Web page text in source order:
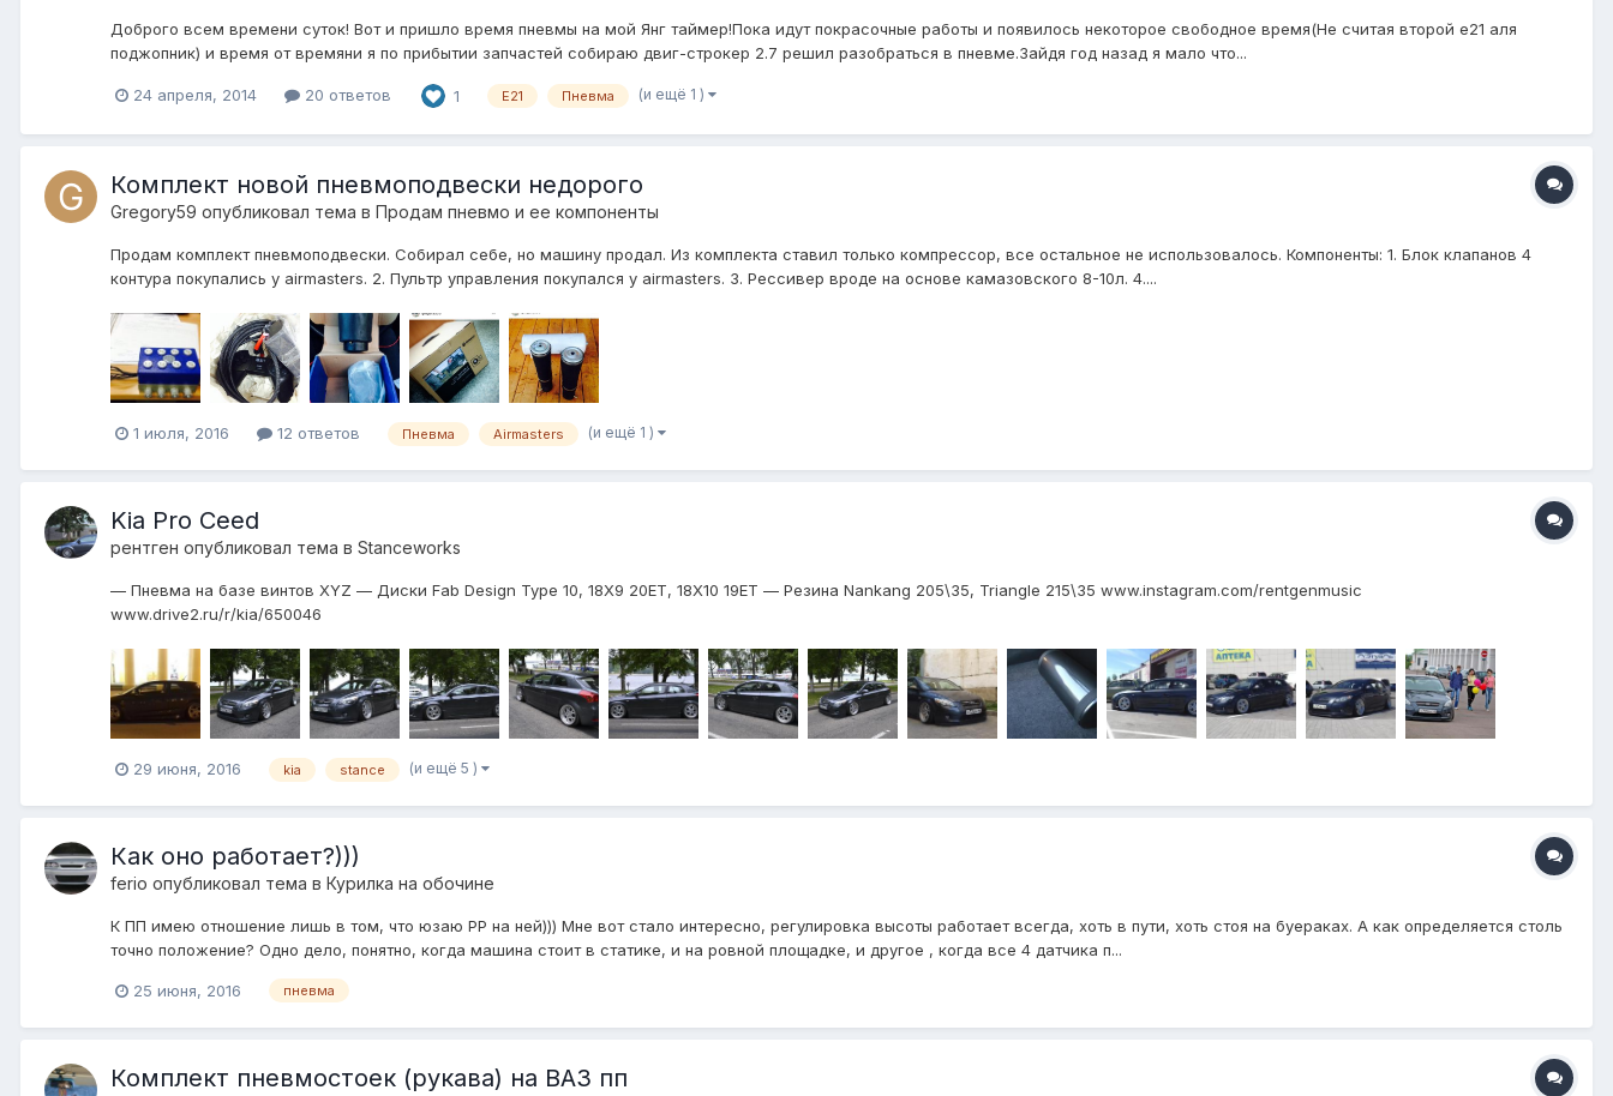
Доброго всем времени суток! Вот и пришло время пневмы на мой Янг таймер!Пока идут покрасочные работы и появилось некоторое свободное время(Не считая второй е21 аля
поджопник) и время от времяни я по прибытии запчастей собираю двиг-строкер 2.7 решил разобраться в пневме.Зайдя год назад я мало что...
24 апреля, 2014 20 ответов 1 Е21 Пневма (и ещё 1 )
Комплект новой пневмоподвески недорого
Gregory59 опубликовал тема в Продам пневмо и ее компоненты
Продам комплект пневмоподвески. Собирал себе, но машину продал. Из комплекта ставил только компрессор, все остальное не использовалось. Компоненты: 1. Блок клапанов 4
контура покупались у airmasters. 2. Пультр управления покупался у airmasters. 3. Рессивер вроде на основе камазовского 8-10л. 4....
1 июля, 2016 12 ответов Пневма Airmasters (и ещё 1 )
Kia Pro Ceed
рентген опубликовал тема в Stanceworks
— Пневма на базе винтов XYZ — Диски Fab Design Type 10, 18Х9 20ЕТ, 18Х10 19ЕТ — Резина Nankang 205\35, Triangle 215\35 www.instagram.com/rentgenmusic
www.drive2.ru/r/kia/650046
29 июня, 2016 kia stance (и ещё 5 )
Как оно работает?)))
ferio опубликовал тема в Курилка на обочине
К ПП имею отношение лишь в том, что юзаю РР на ней))) Мне вот стало интересно, регулировка высоты работает всегда, хоть в пути, хоть стоя на буераках. А как определяется столь
точно положение? Одно дело, понятно, когда машина стоит в статике, и на ровной площадке, и другое , когда все 4 датчика п...
25 июня, 2016 пневма
Комплект пневмостоек (рукава) на ВАЗ пп